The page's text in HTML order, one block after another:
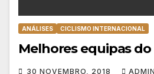
ANÁLISES CICLISMO INTERNACIONAL
Melhores equipas do
30 NOVEMBRO, 2018 ADMIN